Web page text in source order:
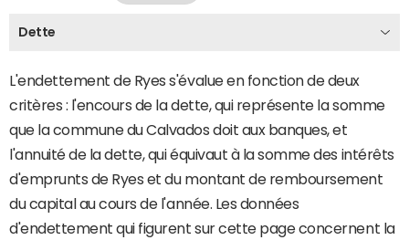
Dette
L'endettement de Ryes s'évalue en fonction de deux
critères : l'encours de la dette, qui représente la somme
que la commune du Calvados doit aux banques, et
l'annuité de la dette, qui équivaut à la somme des intérêts
d'emprunts de Ryes et du montant de remboursement
du capital au cours de l'année. Les données
d'endettement qui figurent sur cette page concernent la